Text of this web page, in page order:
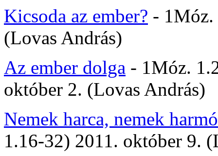
Kicsoda az ember? - 1Móz.
(Lovas András)
Az ember dolga - 1Móz.
október 2. (Lovas András)
Nemek harca, nemek
1.16-32) 2011. október 9.